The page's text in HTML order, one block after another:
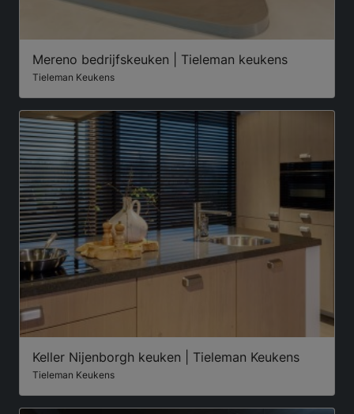
Mereno bedrijfskeuken | Tieleman keukens
Tieleman Keukens
Keller Nijenborgh keuken | Tieleman Keukens
Tieleman Keukens